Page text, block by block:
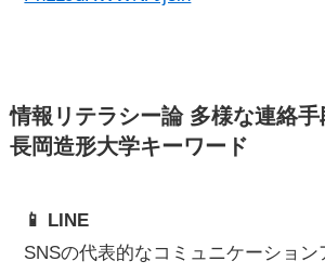
情報リテラシー論 多様な連絡
長岡造形大学キーワード
📱 LINE
SNSの代表的なコミュニケーション